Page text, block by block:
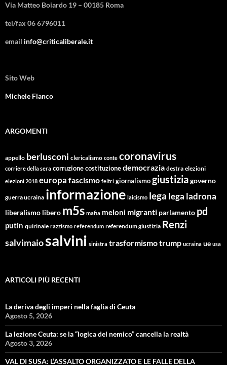
Via Matteo Boiardo 19 – 00185 Roma
tel/fax 06 6796011
email info@criticaliberale.it
Sito Web
Michele Fianco
ARGOMENTI
appello berlusconi clericalismo conte coronavirus
corriere della sera corruzionecostituzionedemocrazia destra elezioni
elezioni 2018 europa fascismo feltri giornalismogiustiziagoverno
guerra ucraina informazione laicismo lega lega ladrona
liberalismo libero m5s mafia meloni migranti parlamento pd
putin quirinale razzismo referendum referendum giustizia Renzi
salvimaiosalvini sinistra trasformismotrump ucraina ue usa
ARTICOLI PIÙ RECENTI
La deriva degli imperi nella faglia di Ceuta
Agosto 5, 2026
La lezione Ceuta: se la “logica del nemico” cancella la realtà
Agosto 3, 2026
VAL DI SUSA: L’ASSALTO ORGANIZZATO E LE FALLE DELLA